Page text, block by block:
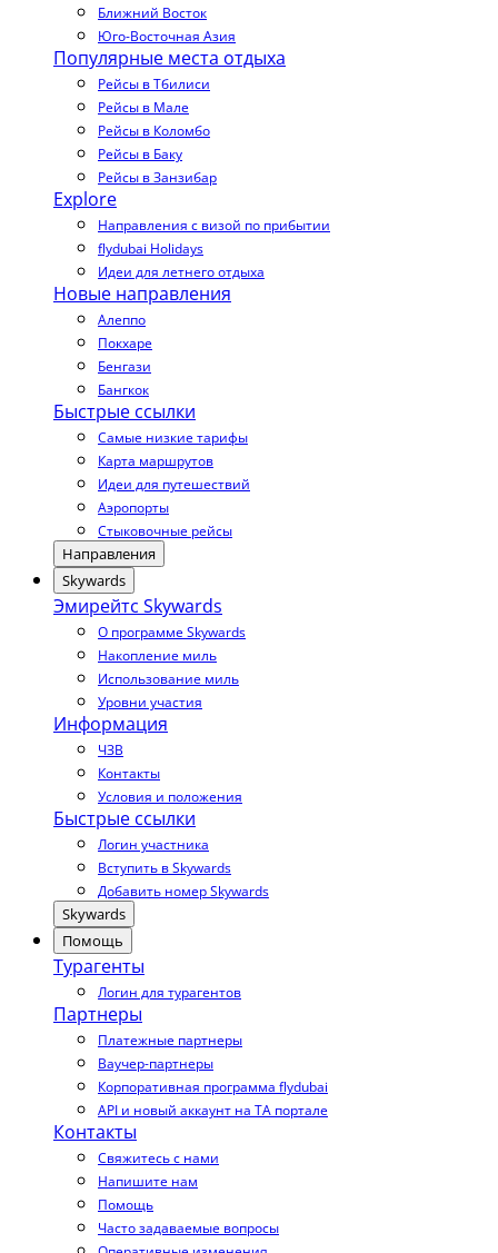
Ближний Восток
Юго-Восточная Азия
Популярные места отдыха
Рейсы в Тбилиси
Рейсы в Мале
Рейсы в Коломбо
Рейсы в Баку
Рейсы в Занзибар
Explore
Направления с визой по прибытии
flydubai Holidays
Идеи для летнего отдыха
Новые направления
Алеппо
Покхаре
Бенгази
Бангкок
Быстрые ссылки
Самые низкие тарифы
Карта маршрутов
Идеи для путешествий
Аэропорты
Стыковочные рейсы
Направления
Skywards
Эмирейтс Skywards
О программе Skywards
Накопление миль
Использование миль
Уровни участия
Информация
ЧЗВ
Контакты
Условия и положения
Быстрые ссылки
Логин участника
Вступить в Skywards
Добавить номер Skywards
Skywards
Помощь
Турагенты
Логин для турагентов
Партнеры
Платежные партнеры
Ваучер-партнеры
Корпоративная программа flydubai
API и новый аккаунт на TA портале
Контакты
Свяжитесь с нами
Напишите нам
Помощь
Часто задаваемые вопросы